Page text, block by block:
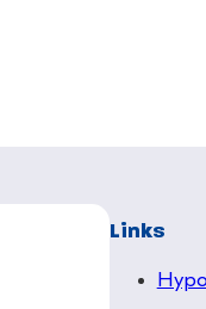
Links